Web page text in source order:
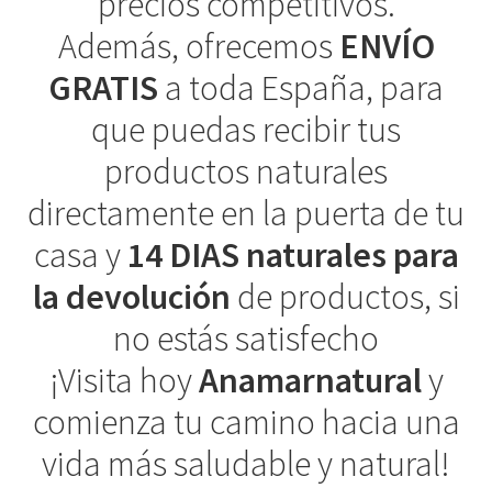
Además, ofrecemos ENVÍO
GRATIS a toda España, para
que puedas recibir tus
productos naturales
directamente en la puerta de tu
casa y 14 DIAS naturales para
la devolución de productos, si
no estás satisfecho
¡Visita hoyAnamarnaturaly
comienza tu camino hacia una
vida más saludable y natural!